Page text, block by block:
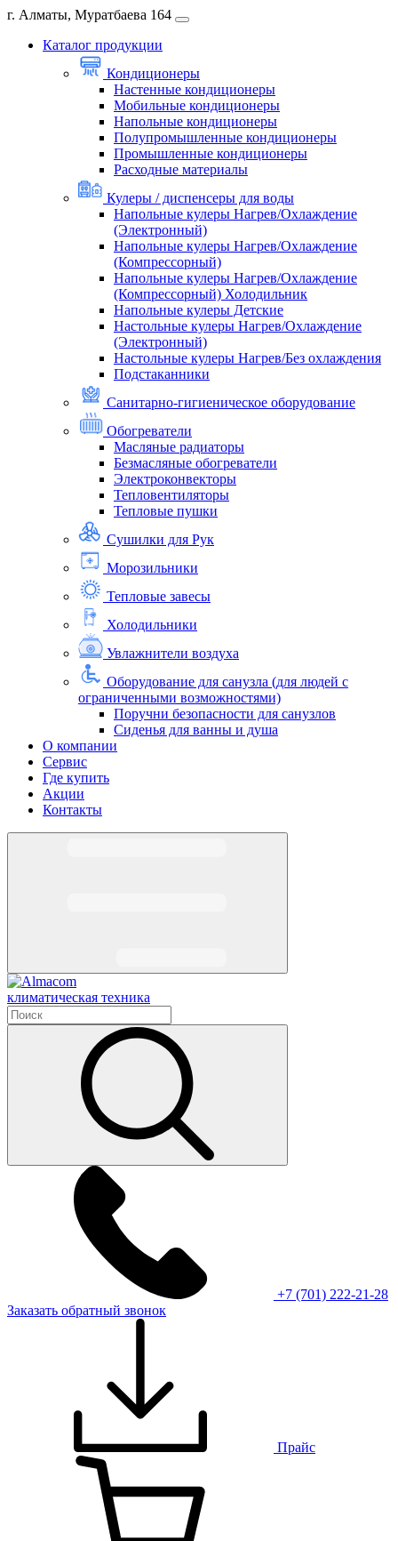
г. Алматы, Муратбаева 164
Каталог продукции
Кондиционеры
Настенные кондиционеры
Мобильные кондиционеры
Напольные кондиционеры
Полупромышленные кондиционеры
Промышленные кондиционеры
Расходные материалы
Кулеры / диспенсеры для воды
Напольные кулеры Нагрев/Охлаждение
(Электронный)
Напольные кулеры Нагрев/Охлаждение
(Компрессорный)
Напольные кулеры Нагрев/Охлаждение
(Компрессорный) Холодильник
Напольные кулеры Детские
Настольные кулеры Нагрев/Охлаждение
(Электронный)
Настольные кулеры Нагрев/Без охлаждения
Подстаканники
Санитарно-гигиеническое оборудование
Обогреватели
Масляные радиаторы
Безмасляные обогреватели
Электроконвекторы
Тепловентиляторы
Тепловые пушки
Сушилки для Рук
Морозильники
Тепловые завесы
Холодильники
Увлажнители воздуха
Оборудование для санузла (для людей с
ограниченными возможностями)
Поручни безопасности для санузлов
Сиденья для ванны и душа
О компании
Сервис
Где купить
Акции
Контакты
климатическая техника
+7 (701) 222-21-28
Заказать обратный звонок
Прайс